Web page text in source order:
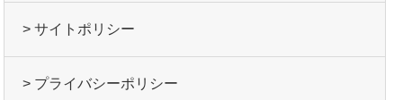
> サイトポリシー
> プライバシーポリシー